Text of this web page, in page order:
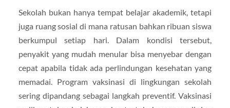
Sekolah bukan hanya tempat belajar akademik, tetapi
juga ruang sosial di mana ratusan bahkan ribuan siswa
berkumpul setiap hari. Dalam kondisi tersebut,
penyakit yang mudah menular bisa menyebar dengan
cepat apabila tidak ada perlindungan kesehatan yang
memadai. Program vaksinasi di lingkungan sekolah
sering dipandang sebagai langkah preventif. Vaksinasi